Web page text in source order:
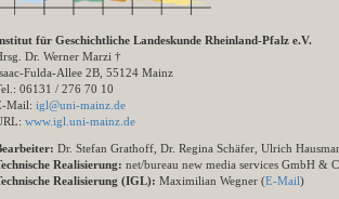
für Geschichtliche Landeskunde Rheinland-Pfalz e.V.
Dr. Werner Marzi †
Fulda-Allee 2B, 55124 Mainz
06131 / 276 70 10
Mail: igl@uni-mainz.de
www.igl.uni-mainz.de
Dr. Stefan Grathoff, Dr. Regina Schäfer, Ulrich
Realisierung: net/bureau new media services GmbH &
Realisierung (IGL): Maximilian Wegner (E-Mail)